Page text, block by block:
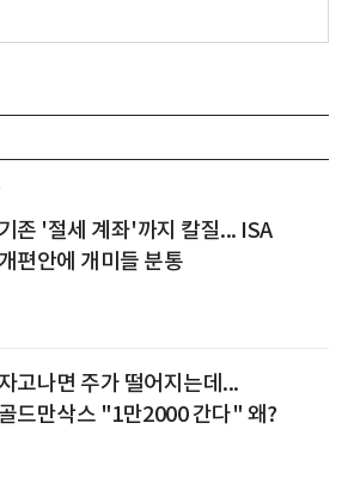
기존 '절세 계좌'까지 칼질... ISA
개편안에 개미들 분통
고나면 주가 떨어지는데...
골드만삭스 "1만2000 간다" 왜?